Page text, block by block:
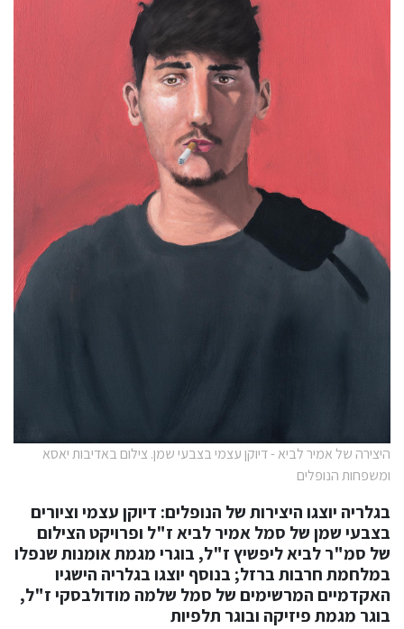
היצירה של אמיר לביא - דיוקן עצמי בצבעי שמן. צילום באדיבות יאסא
ומשפחות הנופלים
בגלריה יוצגו היצירות של הנופלים: דיוקן עצמי וציורים
בצבעי שמן של סמל אמיר לביא ז"ל ופרויקט הצילום
של סמ"ר לביא ליפשיץ ז"ל, בוגרי מגמת אומנות שנפלו
במלחמת חרבות ברזל; בנוסף יוצגו בגלריה הישגיו
האקדמיים המרשימים של סמל שלמה מודולבסקי ז"ל,
בוגר מגמת פיזיקה ובוגר תלפיות